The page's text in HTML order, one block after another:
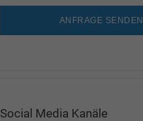
ANFRAGE SENDEN
Social Media Kanäle